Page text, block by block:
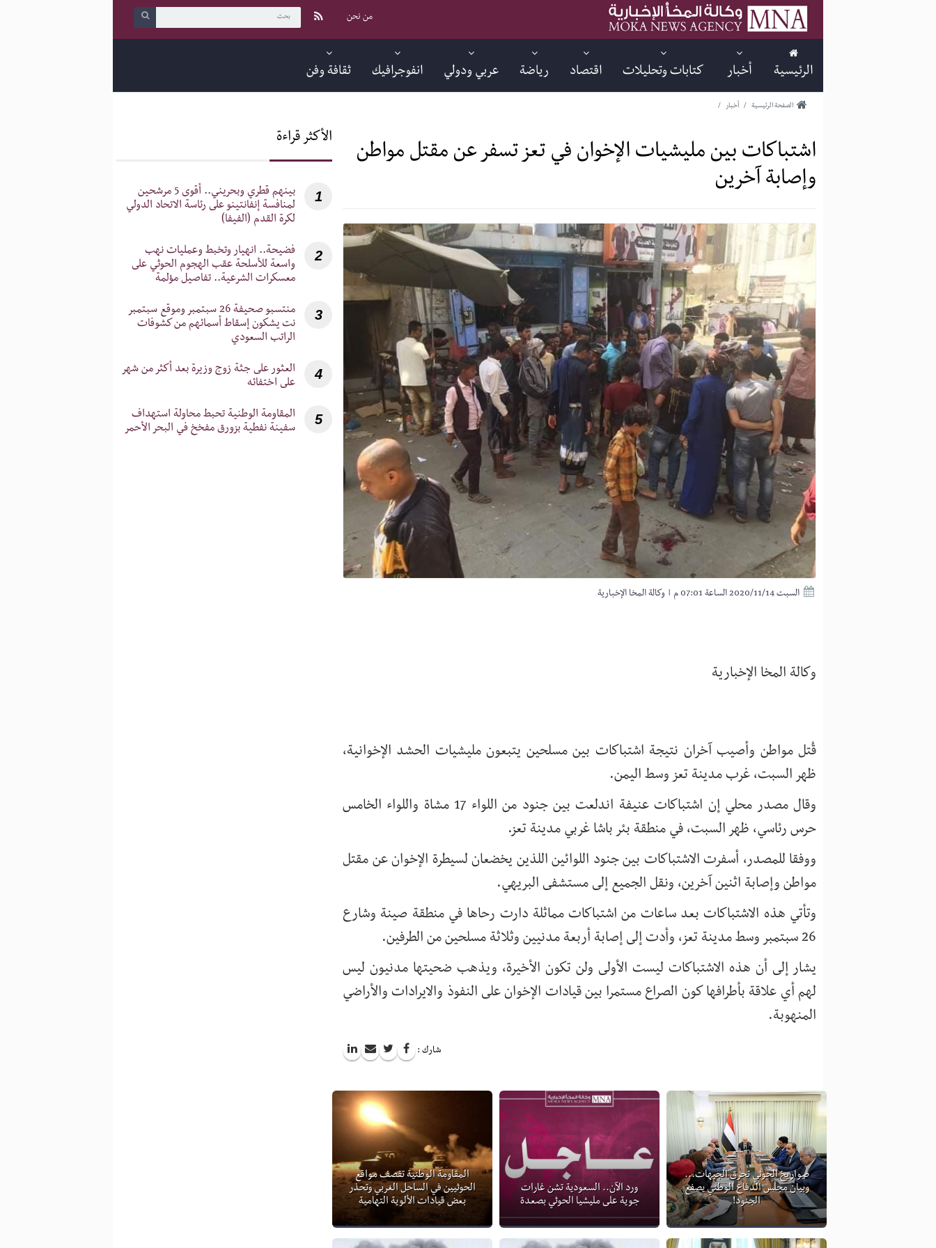
من نحن
الرئيسية أخبار كتابات وتحليلات اقتصاد رياضة عربي ودولي انفوجرافيك ثقافة وفن
الصفحة الرئيسية / أخبار /
اشتباكات بين مليشيات الإخوان في تعز تسفر عن مقتل مواطن
وإصابة آخرين
السبت 2020/11/14 الساعة 07:01 م | وكالة المخا الإخبارية
وكالة المخا الإخبارية
قُتل مواطن وأصيب آخران نتيجة اشتباكات بين مسلحين يتبعون مليشيات الحشد الإخوانية،
ظهر السبت، غرب مدينة تعز وسط اليمن.
وقال مصدر محلي إن اشتباكات عنيفة اندلعت بين جنود من اللواء 17 مشاة واللواء الخامس
حرس رئاسي، ظهر السبت، في منطقة بئر باشا غربي مدينة تعز.
ووفقا للمصدر، أسفرت الاشتباكات بين جنود اللوائين اللذين يخضعان لسيطرة الإخوان عن مقتل
مواطن وإصابة اثنين آخرين، ونقل الجميع إلى مستشفى البريهي.
وتأتي هذه الاشتباكات بعد ساعات من اشتباكات مماثلة دارت رحاها في منطقة صينة وشارع
26 سبتمبر وسط مدينة تعز، وأدت إلى إصابة أربعة مدنيين وثلاثة مسلحين من الطرفين.
يشار إلى أن هذه الاشتباكات ليست الأولى ولن تكون الأخيرة، ويذهب ضحيتها مدنيون ليس
لهم أي علاقة بأطرافها كون الصراع مستمرا بين قيادات الإخوان على النفوذ والايرادات والأراضي
المنهوبة.
شارك :
صواريخ الحوثي تحرق الجبهات...
وبيان مجلس الدفاع الوطني يصفع
الجنود!
ورد الآن.. السعودية تشن غارات
جوية على مليشيا الحوثي بصعدة
المقاومة الوطنية تقصف مواقع
الحوثيين في الساحل الغربي وتحذر
بعض قيادات الألوية التهامية
الأكثر قراءة
1
‎بينهم قطري وبحريني.. أقوى 5 مرشحين
لمنافسة إنفانتينو على رئاسة الاتحاد الدولي
لكرة القدم (الفيفا)
2
‎فضيحة.. انهيار وتخبط وعمليات نهب
واسعة للأسلحة عقب الهجوم الحوثي على
معسكرات الشرعية.. تفاصيل مؤلمة
3
‎منتسبو صحيفة 26 سبتمبر وموقع سبتمبر
نت يشكون إسقاط أسمائهم من كشوفات
الراتب السعودي
4
‎العثور على جثة زوج وزيرة بعد أكثر من شهر
على اختفائه
5
‎المقاومة الوطنية تحبط محاولة استهداف
سفينة نفطية بزورق مفخخ في البحر الأحمر